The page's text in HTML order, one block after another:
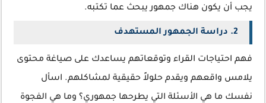
يجب أن يكون هناك جمهور يبحث عما تكتبه.
2. دراسة الجمهور المستهدف
فهم احتياجات القراء وتوقعاتهم يساعدك على صياغة محتوى
يلامس واقعهم ويقدم حلولاً حقيقية لمشاكلهم. اسأل
نفسك ما هي الأسئلة التي يطرحها جمهوري؟ وما هي الفجوة